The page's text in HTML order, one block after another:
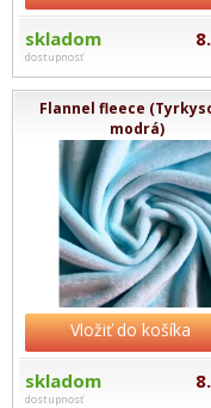
skladom
dostupnosť
Flannel fleece
modrá)
Vložiť do košíka
skladom
dostupnosť